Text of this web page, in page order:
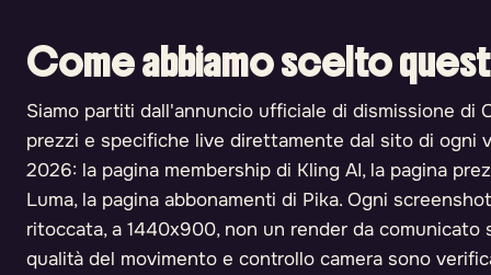
Come abbiamo scelto
Siamo partiti dall'annuncio ufficiale di dismissione di
prezzi e specifiche live direttamente dal sito di ogni
2026: la pagina membership di Kling AI, la pagina
Luma, la pagina abbonamenti di Pika. Ogni
ritoccata, a 1440x900, non un render da comunicato
qualità del movimento e controllo camera sono